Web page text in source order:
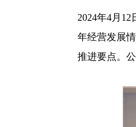
2024年4月
年经营发展
推进要点。